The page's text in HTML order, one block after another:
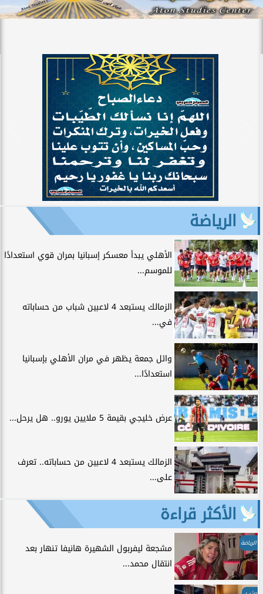
الرياضة
الأهلي يبدأ معسكر إسبانيا بمران قوي استعدادًا
للموسم...
الزمالك يستبعد 4 لاعبين شباب من حساباته
في...
وائل جمعة يظهر في مران الأهلي بإسبانيا
استعدادًا...
عرض خليجي بقيمة 5 ملايين يورو.. هل يرحل...
الزمالك يستبعد 4 لاعبين من حساباته.. تعرف
على...
الأكثر قراءة
الرياضة
مشجعة ليفربول الشهيرة هانيفا تنهار بعد
انتقال محمد...